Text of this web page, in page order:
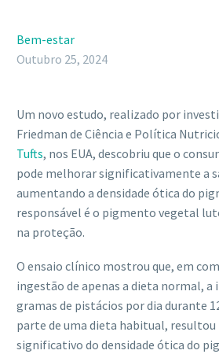
Bem-estar
Outubro 25, 2024
Um novo estudo, realizado por
Friedman de Ciência e Política
Tufts, nos EUA, descobriu que o
pode melhorar significativamente a
aumentando a densidade ótica do
responsável é o pigmento vegetal
na proteção.
O ensaio clínico mostrou que, em
ingestão de apenas a dieta normal, a
gramas de pistácios por dia durante
parte de uma dieta habitual,
significativo do densidade ótica do